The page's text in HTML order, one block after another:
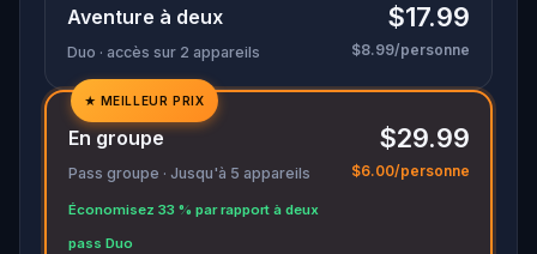
les preuves.
Aventure à deux
Duo · accès sur 2 appareils
$17.99
$8.99/personne
✓
✓
★ MEILLEUR PRIX
En groupe
Pass groupe · Jusqu'à 5 appareils
Économisez 33 % par rapport à deux
pass Duo
$29.99
$6.00/personne